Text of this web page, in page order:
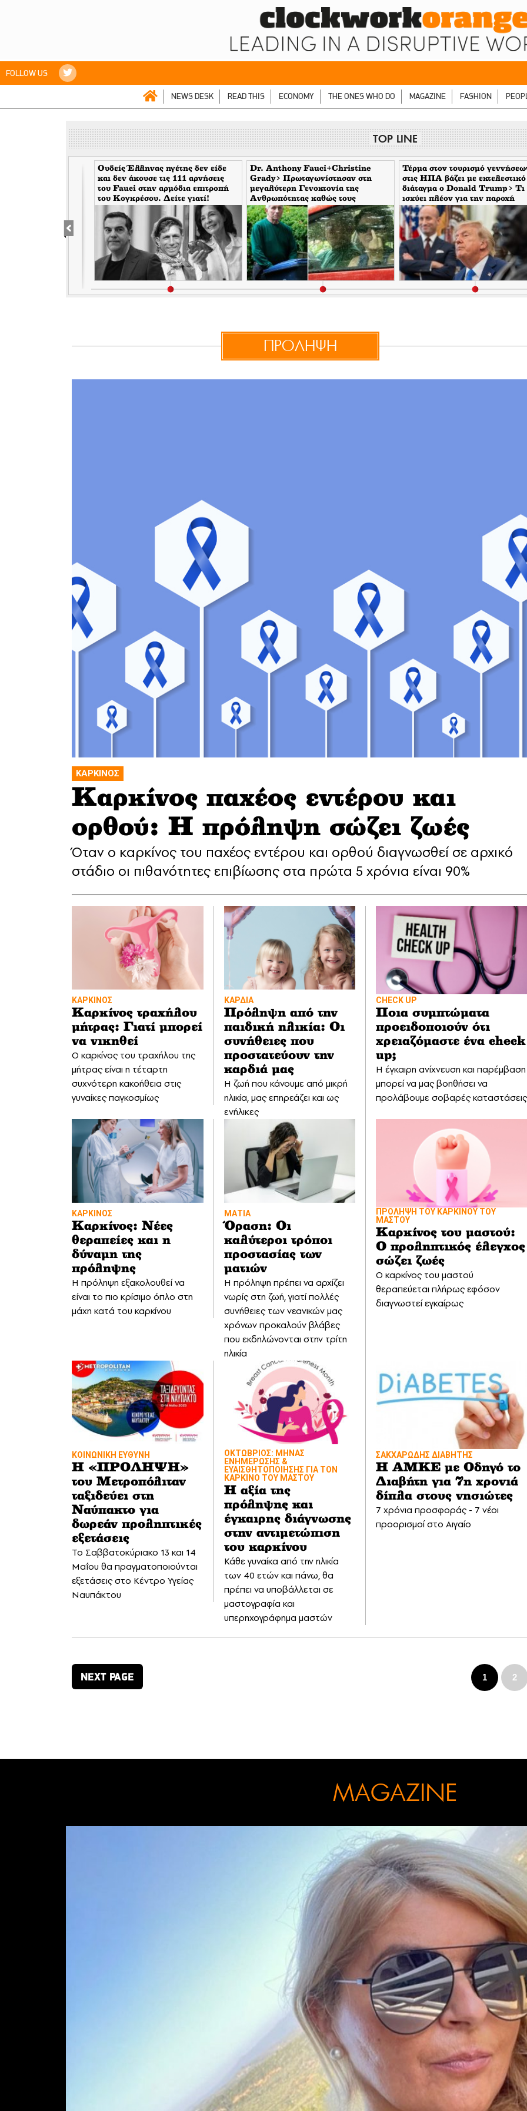
FOLLOW US
NEWS DESK READ THIS ECONOMY THE ONES WHO DO MAGAZINE FASHION
TOP LINE
Ουδείς Έλληνας ηγέτης δεν είδε
και δεν άκουσε τις 111 αρνήσεις
του Fauci στην αρμόδια επιτροπή
του Κογκρέσου. Δείτε γιατί!
Dr. Anthony Fauci+Christine
Grady> Πρωταγωνίστησαν στη
μεγαλύτερη Γενοκτονία της
Ανθρωπότητας καθώς τους
κάλυπταν οι μηντιακές ερπύστριες
του deep state. Τώρα η σύζυγος
υψώνει το δάχτυλο στους
φωτορεπόρτερ
Τέρμα στον τουρισμό
στις ΗΠΑ βάζει με εκτελεστικό
διάταγμα ο Donald Trump> Τι
ισχύει πλέον για την παροχή
υπηκοότητας
ΠΡΟΛΗΨΗ
ΚΑΡΚΙΝΟΣ
Καρκίνος παχέος εντέρου και
ορθού: Η πρόληψη σώζει ζωές
Όταν ο καρκίνος του παχέος εντέρου και ορθού διαγνωσθεί σε αρχικό
στάδιο οι πιθανότητες επιβίωσης στα πρώτα 5 χρόνια είναι 90%
ΚΑΡΚΙΝΟΣ
Καρκίνος τραχήλου
μήτρας: Γιατί μπορεί
να νικηθεί
Ο καρκίνος του τραχήλου της
μήτρας είναι η τέταρτη
συχνότερη κακοήθεια στις
γυναίκες παγκοσμίως
ΚΑΡΔΙΑ
Πρόληψη από την
παιδική ηλικία: Οι
συνήθειες που
προστατεύουν την
καρδιά μας
Η ζωή που κάνουμε από μικρή
ηλικία, μας επηρεάζει και ως
ενήλικες
CHECK UP
Ποια συμπτώματα
προειδοποιούν ότι
χρειαζόμαστε ένα check
up;
Η έγκαιρη ανίχνευση και παρέμβαση
μπορεί να μας βοηθήσει να
προλάβουμε σοβαρές καταστάσεις
ΚΑΡΚΙΝΟΣ
Καρκίνος: Νέες
θεραπείες και η
δύναμη της
πρόληψης
Η πρόληψη εξακολουθεί να
είναι το πιο κρίσιμο όπλο στη
μάχη κατά του καρκίνου
ΜΑΤΙΑ
Όραση: Οι
καλύτεροι τρόποι
προστασίας των
ματιών
Η πρόληψη πρέπει να αρχίζει
νωρίς στη ζωή, γιατί πολλές
συνήθειες των νεανικών μας
χρόνων προκαλούν βλάβες
που εκδηλώνονται στην τρίτη
ηλικία
ΠΡΟΛΗΨΗ ΤΟΥ ΚΑΡΚΙΝΟΥ ΤΟΥ
ΜΑΣΤΟΥ
Καρκίνος του μαστού:
Ο προληπτικός έλεγχος
σώζει ζωές
Ο καρκίνος του μαστού
θεραπεύεται πλήρως εφόσον
διαγνωστεί εγκαίρως
ΚΟΙΝΩΝΙΚΗ ΕΥΘΥΝΗ
Η «ΠΡΟΛΗΨΗ»
του Μετροπόλιταν
ταξιδεύει στη
Ναύπακτο για
δωρεάν προληπτικές
εξετάσεις
Το Σαββατοκύριακο 13 και 14
Μαΐου θα πραγματοποιούνται
εξετάσεις στο Κέντρο Υγείας
Ναυπάκτου
ΟΚΤΩΒΡΙΟΣ: ΜΗΝΑΣ
ΕΝΗΜΕΡΩΣΗΣ &
ΕΥΑΙΣΘΗΤΟΠΟΙΗΣΗΣ ΓΙΑ ΤΟΝ
ΚΑΡΚΙΝΟ ΤΟΥ ΜΑΣΤΟΥ
Η αξία της
πρόληψης και
έγκαιρης διάγνωσης
στην αντιμετώπιση
του καρκίνου
Κάθε γυναίκα από την ηλικία
των 40 ετών και πάνω, θα
πρέπει να υποβάλλεται σε
μαστογραφία και
υπερηχογράφημα μαστών
ΣΑΚΧΑΡΩΔΗΣ ΔΙΑΒΗΤΗΣ
Η ΑΜΚΕ με Οδηγό το
Διαβήτη για 7η χρονιά
δίπλα στους νησιώτες
7 χρόνια προσφοράς - 7 νέοι
προορισμοί στο Αιγαίο
NEXT PAGE 1 2
MAGAZINE